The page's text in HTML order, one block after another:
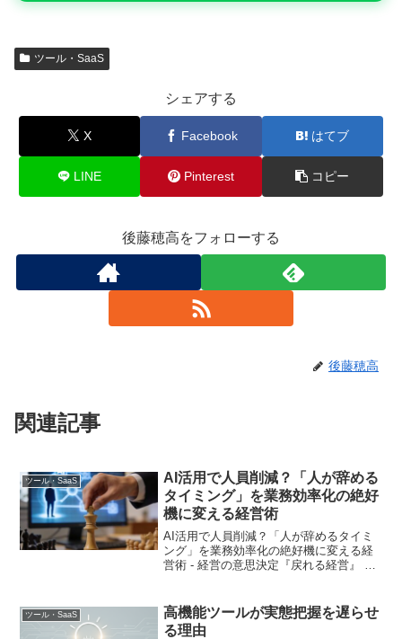
ツール・SaaS
シェアする
X Facebook はてブ
LINE Pinterest コピー
後藤穂高をフォローする
後藤穂高
関連記事
ツール・SaaS
AI活用で人員削減？「人が辞める
タイミング」を業務効率化の絶好
機に変える経営術
AI活用で人員削減？「人が辞めるタイミ
ング」を業務効率化の絶好機に変える経
営術 - 経営の意思決定『戻れる経営』 従
小企業の経営者なら誰もが経験する悩み
です。業務は滞...
ツール・SaaS
高機能ツールが実態把握を遅らせ
る理由